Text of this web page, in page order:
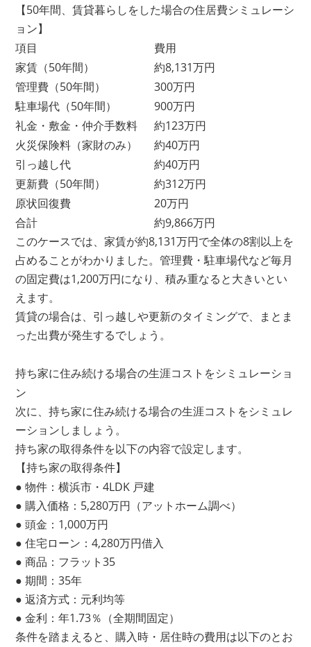
【50年間、賃貸暮らしをした場合の住居費シミュレーシ
ョン】
項目
費用
家賃（50年間）
約8,131万円
管理費（50年間）
300万円
駐車場代（50年間）
900万円
礼金・敷金・仲介手数料
約123万円
火災保険料（家財のみ）
約40万円
引っ越し代
約40万円
更新費（50年間）
約312万円
原状回復費
20万円
合計
約9,866万円
このケースでは、家賃が約8,131万円で全体の8割以上を
占めることがわかりました。管理費・駐車場代など毎月
の固定費は1,200万円になり、積み重なると大きいとい
えます。
賃貸の場合は、引っ越しや更新のタイミングで、まとま
った出費が発生するでしょう。
持ち家に住み続ける場合の生涯コストをシミュレーショ
ン
次に、持ち家に住み続ける場合の生涯コストをシミュレ
ーションしましょう。
持ち家の取得条件を以下の内容で設定します。
【持ち家の取得条件】
● 物件：横浜市・4LDK 戸建
● 購入価格：5,280万円（アットホーム調べ）
● 頭金：1,000万円
● 住宅ローン：4,280万円借入
● 商品：フラット35
● 期間：35年
● 返済方式：元利均等
● 金利：年1.73％（全期間固定）
条件を踏まえると、購入時・居住時の費用は以下のとお